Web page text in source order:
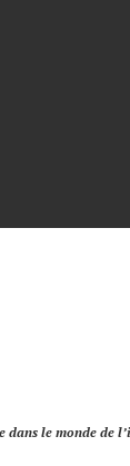
dans le monde de